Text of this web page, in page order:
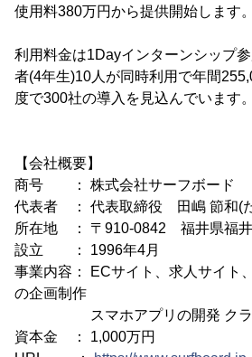
使用料380万円から提供開始します。
利用料金は1Dayインターンシップ
者(4年生)10人が同時利用で年間
度で300社の導入を見込んでいます。
【会社概要】
商号 ： 株式会社サーフボード
代表者 ： 代表取締役 田嶋 節和(
所在地 ： 〒910-0842 福井県福井
設立 ： 1996年4月
事業内容： ECサイト、求人サイト
の企画制作
スマホアプリの開発 クラウ
資本金 ： 1,000万円